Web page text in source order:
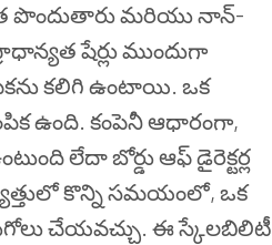
పొందుతారు మరియు నాన్-
షేర్లు ముందుగా
కలిగి ఉంటాయి. ఒక
ఉంది. కంపెనీ ఆధారంగా,
లేదా బోర్డు ఆఫ్ డైరెక్టర్ల
కొన్ని సమయంలో, ఒక
చేయవచ్చు. ఈ స్కేలబిలిటీ